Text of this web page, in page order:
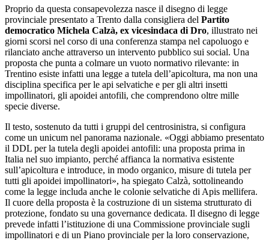
Proprio da questa consapevolezza nasce il disegno di legge
provinciale presentato a Trento dalla consigliera del Partito
democratico Michela Calzà, ex vicesindaca di Dro, illustrato nei
giorni scorsi nel corso di una conferenza stampa nel capoluogo e
rilanciato anche attraverso un intervento pubblico sui social. Una
proposta che punta a colmare un vuoto normativo rilevante: in
Trentino esiste infatti una legge a tutela dell’apicoltura, ma non una
disciplina specifica per le api selvatiche e per gli altri insetti
impollinatori, gli apoidei antofili, che comprendono oltre mille
specie diverse.
Il testo, sostenuto da tutti i gruppi del centrosinistra, si configura
come un unicum nel panorama nazionale. «Oggi abbiamo presentato
il DDL per la tutela degli apoidei antofili: una proposta prima in
Italia nel suo impianto, perché affianca la normativa esistente
sull’apicoltura e introduce, in modo organico, misure di tutela per
tutti gli apoidei impollinatori», ha spiegato Calzà, sottolineando
come la legge includa anche le colonie selvatiche di Apis mellifera.
Il cuore della proposta è la costruzione di un sistema strutturato di
protezione, fondato su una governance dedicata. Il disegno di legge
prevede infatti l’istituzione di una Commissione provinciale sugli
impollinatori e di un Piano provinciale per la loro conservazione,